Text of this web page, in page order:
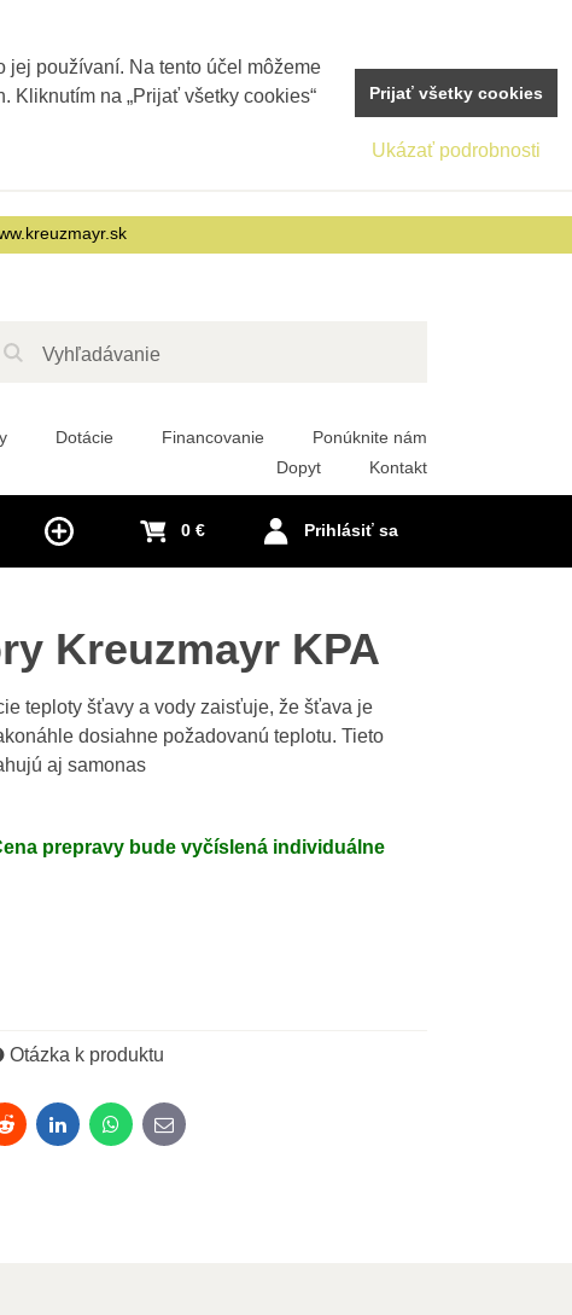
Dotácie Financovanie
Ponúknite nám
Dopyt
Kontakt
Prihlásiť sa
0 €
Kreuzmayr KPA
teploty šťavy a vody zaisťuje, že šťava je
dosiahne požadovanú teplotu. Tieto
aj samonas
prepravy bude vyčíslená individuálne
Otázka k produktu
RedditLinkedInWhatsApp
E-mail
používaní. Na tento účel môžeme
Kliknutím na „Prijať všetky cookies“
Ukázať podrobnosti
Prijať všetky cookies